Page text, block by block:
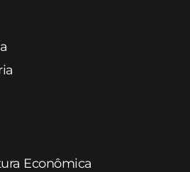
Econômica